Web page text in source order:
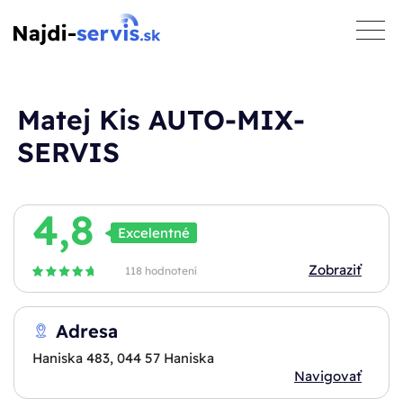
toggle
Matej Kis AUTO-MIX-
SERVIS
4,8 Excelentné
118 hodnotení Zobraziť
Adresa
Haniska 483, 044 57 Haniska
Navigovať